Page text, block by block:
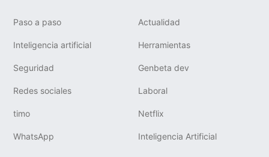
Paso a paso Actualidad
Inteligencia artificial Herramientas
Seguridad Genbeta dev
Redes sociales Laboral
timo Netflix
WhatsApp Inteligencia Artificial